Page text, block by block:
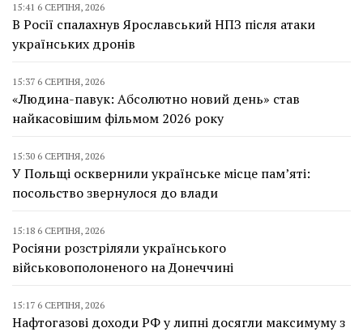
15:41 6 СЕРПНЯ, 2026
В Росії спалахнув Ярославський НПЗ після атаки
українських дронів
15:37 6 СЕРПНЯ, 2026
«Людина-павук: Абсолютно новий день» став
найкасовішим фільмом 2026 року
15:30 6 СЕРПНЯ, 2026
У Польщі осквернили українське місце пам’яті:
посольство звернулося до влади
15:18 6 СЕРПНЯ, 2026
Росіяни розстріляли українського
військовополоненого на Донеччині
15:17 6 СЕРПНЯ, 2026
Нафтогазові доходи РФ у липні досягли максимуму з